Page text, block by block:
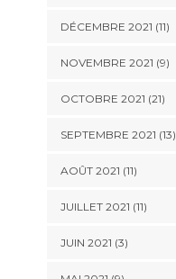
DÉCEMBRE 2021 (11)
NOVEMBRE 2021 (9)
OCTOBRE 2021 (21)
SEPTEMBRE 2021 (13)
AOÛT 2021 (11)
JUILLET 2021 (11)
JUIN 2021 (3)